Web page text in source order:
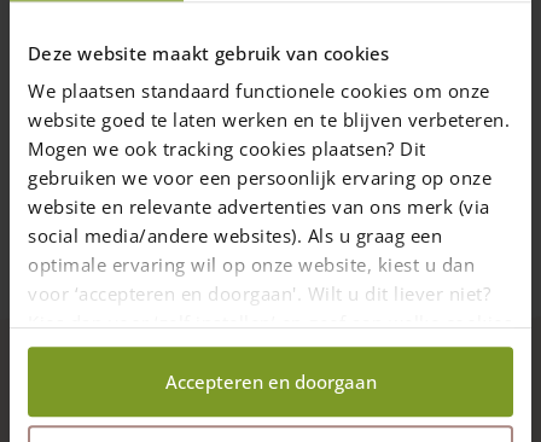
Deze website maakt gebruik van cookies
We plaatsen standaard functionele cookies om onze
website goed te laten werken en te blijven verbeteren.
Mogen we ook tracking cookies plaatsen? Dit
gebruiken we voor een persoonlijk ervaring op onze
website en relevante advertenties van ons merk (via
social media/andere websites). Als u graag een
optimale ervaring wil op onze website, kiest u dan
voor ‘accepteren en doorgaan'. Wilt u dit liever niet?
Kies dan voor ‘zelf instellen’ en geef aan welke cookies
wij wel mogen verzamelen.
Accepteren en doorgaan
Ce sabot en chêne pour portails anglais.
65,00
1-7 semaines
Ajouter au panier